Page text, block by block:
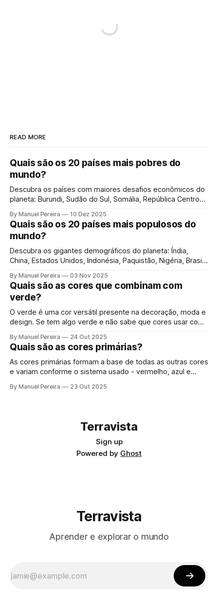
READ MORE
Quais são os 20 países mais pobres do
mundo?
Descubra os países com maiores desafios econômicos do
planeta: Burundi, Sudão do Sul, Somália, República Centro-
Níger, Malawi, Libéria e Chade, que enfrentam extrema
pobreza e desafios humanitários sem precedentes.
By Manuel Pereira 10 Dez 2025
Quais são os 20 países mais populosos do
mundo?
Descubra os gigantes demográficos do planeta: Índia,
China, Estados Unidos, Indonésia, Paquistão, Nigéria, Brasil,
em conjunto, representam 70% da população mundial.
By Manuel Pereira 03 Nov 2025
Quais são as cores que combinam com
verde?
O verde é uma cor versátil presente na decoração, moda e
design. Se tem algo verde e não sabe que cores usar com
situação.
By Manuel Pereira 24 Out 2025
Quais são as cores primárias?
As cores primárias formam a base de todas as outras cores
e variam conforme o sistema usado - vermelho, azul e
digitais e CMYK (ciano, magenta, amarelo e preto) na
By Manuel Pereira 23 Out 2025
Terravista
Sign up
Powered by Ghost
Terravista
Aprender e explorar o mundo